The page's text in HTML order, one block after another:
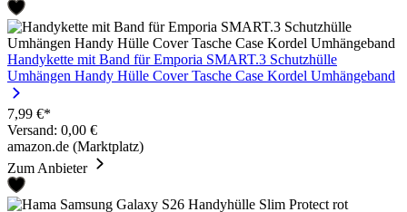
Handykette mit Band für Emporia SMART.3 Schutzhülle
Umhängen Handy Hülle Cover Tasche Case Kordel Umhängeband
7,99 €*
Versand: 0,00 €
amazon.de (Marktplatz)
Zum Anbieter